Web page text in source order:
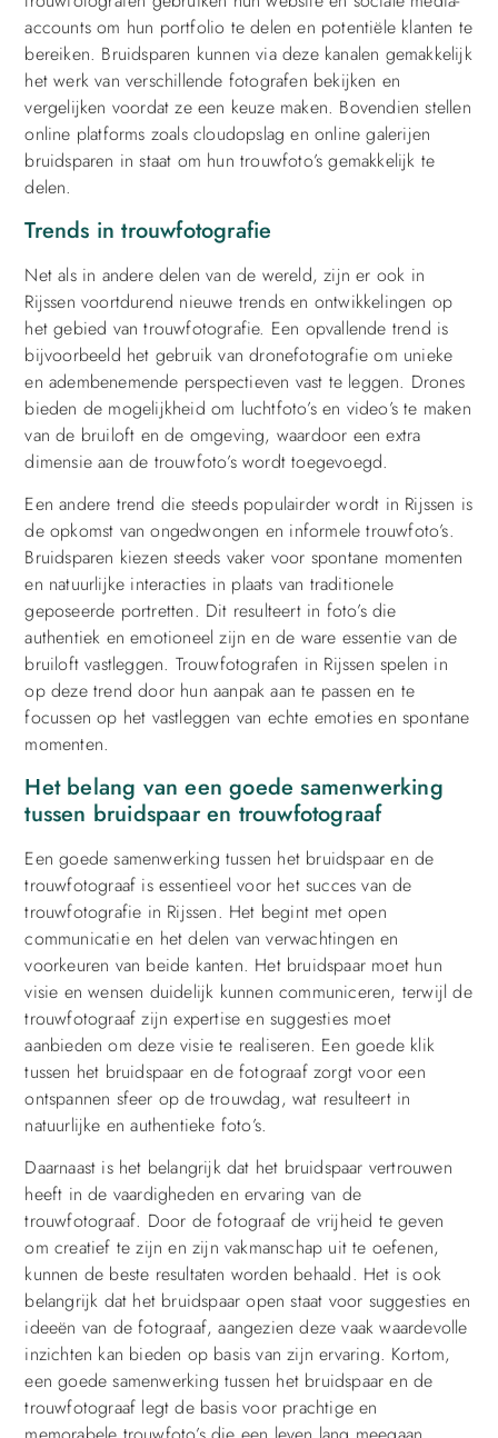
accounts om hun portfolio te delen en potentiële klanten te
bereiken. Bruidsparen kunnen via deze kanalen gemakkelijk
het werk van verschillende fotografen bekijken en
vergelijken voordat ze een keuze maken. Bovendien stellen
online platforms zoals cloudopslag en online galerijen
bruidsparen in staat om hun trouwfoto’s gemakkelijk te
delen.
Trends in trouwfotografie
Net als in andere delen van de wereld, zijn er ook in
Rijssen voortdurend nieuwe trends en ontwikkelingen op
het gebied van trouwfotografie. Een opvallende trend is
bijvoorbeeld het gebruik van dronefotografie om unieke
en adembenemende perspectieven vast te leggen. Drones
bieden de mogelijkheid om luchtfoto’s en video’s te maken
van de bruiloft en de omgeving, waardoor een extra
dimensie aan de trouwfoto’s wordt toegevoegd.
Een andere trend die steeds populairder wordt in Rijssen is
de opkomst van ongedwongen en informele trouwfoto’s.
Bruidsparen kiezen steeds vaker voor spontane momenten
en natuurlijke interacties in plaats van traditionele
geposeerde portretten. Dit resulteert in foto’s die
authentiek en emotioneel zijn en de ware essentie van de
bruiloft vastleggen. Trouwfotografen in Rijssen spelen in
op deze trend door hun aanpak aan te passen en te
focussen op het vastleggen van echte emoties en spontane
momenten.
Het belang van een goede samenwerking
tussen bruidspaar en trouwfotograaf
Een goede samenwerking tussen het bruidspaar en de
trouwfotograaf is essentieel voor het succes van de
trouwfotografie in Rijssen. Het begint met open
communicatie en het delen van verwachtingen en
voorkeuren van beide kanten. Het bruidspaar moet hun
visie en wensen duidelijk kunnen communiceren, terwijl de
trouwfotograaf zijn expertise en suggesties moet
aanbieden om deze visie te realiseren. Een goede klik
tussen het bruidspaar en de fotograaf zorgt voor een
ontspannen sfeer op de trouwdag, wat resulteert in
natuurlijke en authentieke foto’s.
Daarnaast is het belangrijk dat het bruidspaar vertrouwen
heeft in de vaardigheden en ervaring van de
trouwfotograaf. Door de fotograaf de vrijheid te geven
om creatief te zijn en zijn vakmanschap uit te oefenen,
kunnen de beste resultaten worden behaald. Het is ook
belangrijk dat het bruidspaar open staat voor suggesties en
ideeën van de fotograaf, aangezien deze vaak waardevolle
inzichten kan bieden op basis van zijn ervaring. Kortom,
een goede samenwerking tussen het bruidspaar en de
trouwfotograaf legt de basis voor prachtige en